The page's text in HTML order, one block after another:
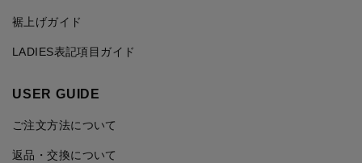
裾上げガイド
LADIES表記項目ガイド
USER GUIDE
ご注文方法について
返品・交換について